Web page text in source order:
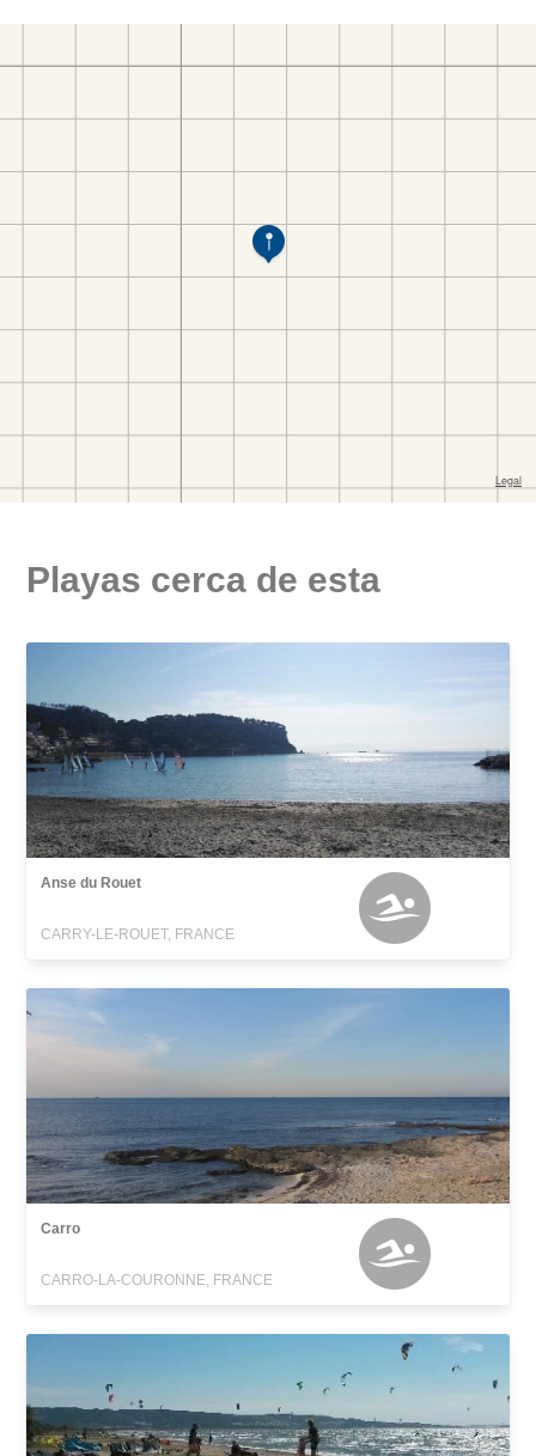
Playas cerca de esta
Anse du Rouet
CARRY-LE-ROUET, FRANCE
Carro
CARRO-LA-COURONNE, FRANCE